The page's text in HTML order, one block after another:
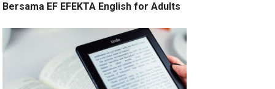
Bersama EF EFEKTA English for Adults